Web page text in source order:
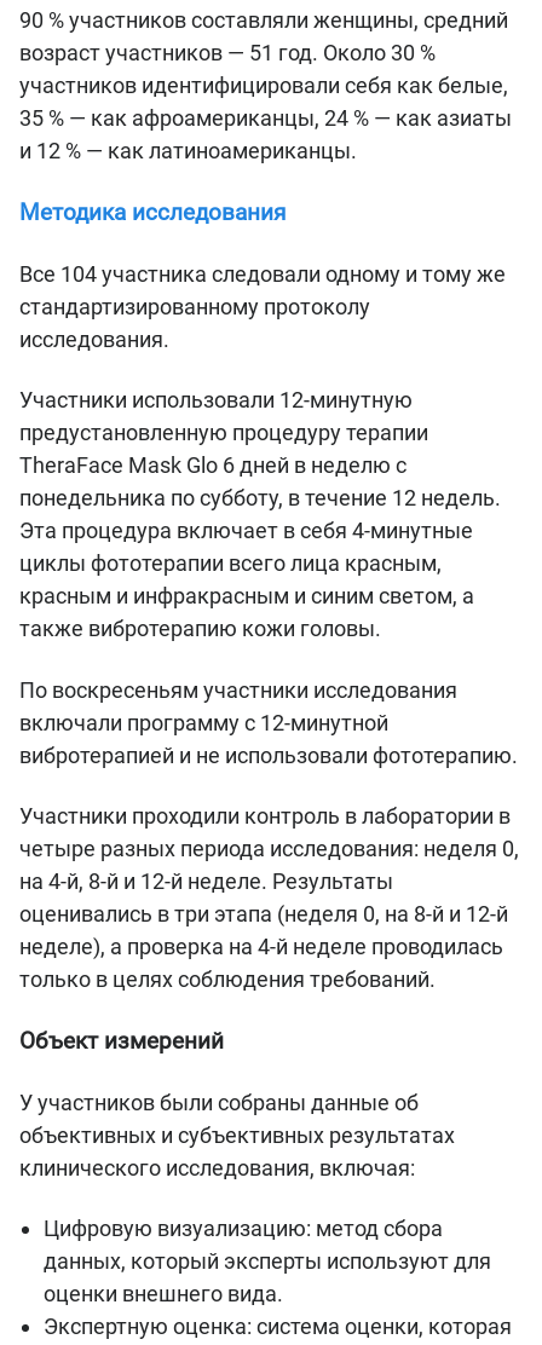
90 % участников составляли женщины, средний
возраст участников — 51 год. Около 30 %
участников идентифицировали себя как белые,
35 % — как афроамериканцы, 24 % — как азиаты
и 12 % — как латиноамериканцы.
Методика исследования
Все 104 участника следовали одному и тому же
стандартизированному протоколу
исследования.
Участники использовали 12-минутную
предустановленную процедуру терапии
TheraFace Mask Glo 6 дней в неделю с
понедельника по субботу, в течение 12 недель.
Эта процедура включает в себя 4-минутные
циклы фототерапии всего лица красным,
красным и инфракрасным и синим светом, а
также вибротерапию кожи головы.
По воскресеньям участники исследования
включали программу с 12-минутной
вибротерапией и не использовали фототерапию.
Участники проходили контроль в лаборатории в
четыре разных периода исследования: неделя 0,
на 4-й, 8-й и 12-й неделе. Результаты
оценивались в три этапа (неделя 0, на 8-й и 12-й
неделе), а проверка на 4-й неделе проводилась
только в целях соблюдения требований.
Объект измерений
У участников были собраны данные об
объективных и субъективных результатах
клинического исследования, включая:
Цифровую визуализацию: метод сбора
данных, который эксперты используют для
оценки внешнего вида.
Экспертную оценка: система оценки, которая